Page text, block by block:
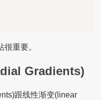
重要。
Gradients)
跟线性渐变(linear